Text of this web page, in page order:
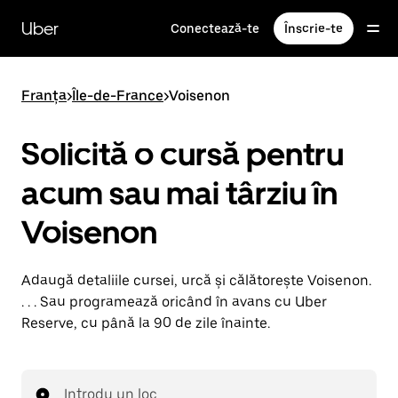
direct
conținutul
principal
Uber Conectează-te Înscrie-te
Franța>Île-de-France>Voisenon
Solicită o cursă pentru
acum sau mai târziu în
Voisenon
Adaugă detaliile cursei, urcă și călătorește Voisenon.
. . . Sau programează oricând în avans cu Uber
Reserve, cu până la 90 de zile înainte.
Introdu un loc